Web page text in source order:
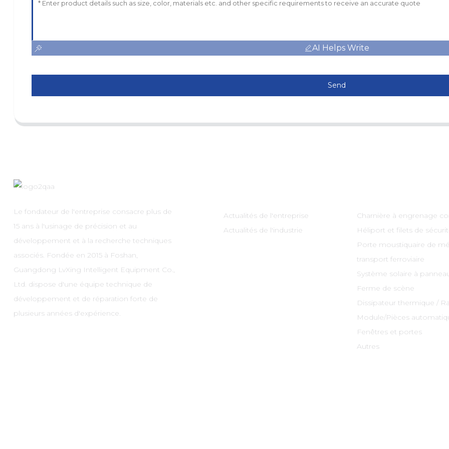
AI Helps Write
Send
Le fondateur de l'entreprise consacre plus de
15 ans à l'usinage de précision et au
développement et à la recherche techniques
associés. Fondée en 2015 à Foshan,
Guangdong LvXing Intelligent Equipment Co.,
Ltd. dispose d'une équipe technique de
développement et de réparation forte de
plusieurs années d'expérience.
Actualités de l'entreprise
Actualités de l'industrie
Charnière à engrenage
Héliport et filets de
Porte moustiquaire de
transport ferroviaire
Système solaire à
Ferme de scène
Dissipateur thermique /
Module/Pièces
Fenêtres et portes
Autres